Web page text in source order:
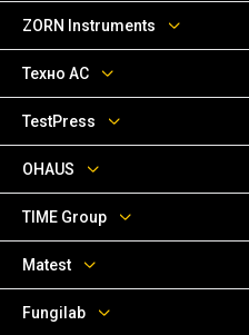
ZORN Instruments
Техно АС
TestPress
OHAUS
TIME Group
Matest
Fungilab